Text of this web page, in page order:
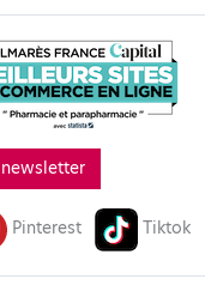
Pinterest Tiktok